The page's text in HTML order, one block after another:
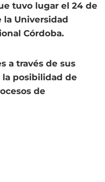
tuvo lugar el 24 de
Universidad
Córdoba.
a través de sus
posibilidad de
de